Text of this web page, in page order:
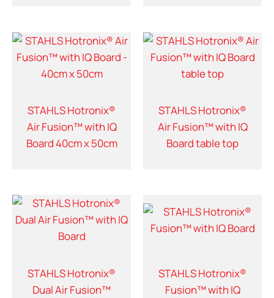
STAHLS Hotronix®
Air Fusion™ with IQ
Board 40cm x 50cm
STAHLS Hotronix®
Air Fusion™ with IQ
Board table top
STAHLS Hotronix®
Dual Air Fusion™
STAHLS Hotronix®
Fusion™ with IQ